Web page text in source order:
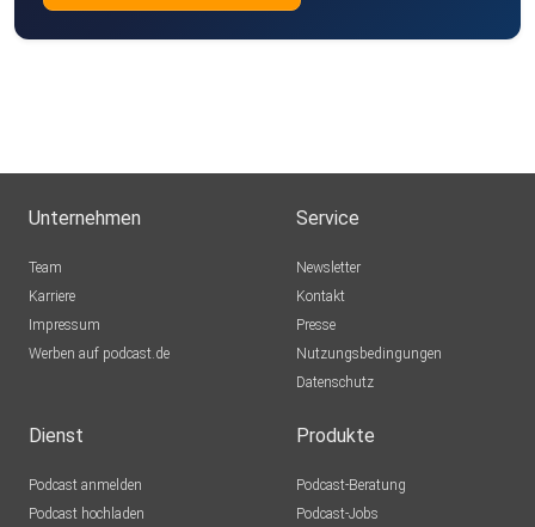
Unternehmen
Team
Karriere
Impressum
Werben auf podcast.de
Service
Newsletter
Kontakt
Presse
Nutzungsbedingungen
Datenschutz
Dienst
Podcast anmelden
Podcast hochladen
Produkte
Podcast-Beratung
Podcast-Jobs